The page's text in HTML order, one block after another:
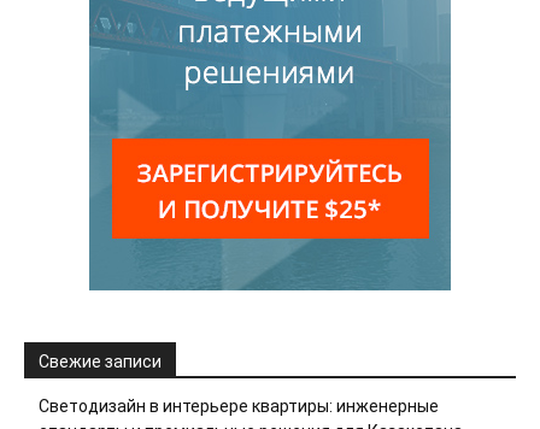
Свежие записи
Светодизайн в интерьере квартиры: инженерные